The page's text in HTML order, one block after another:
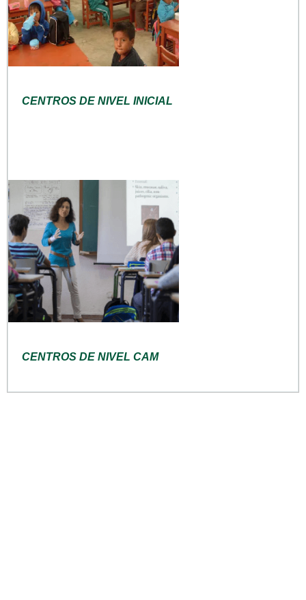
CENTROS DE NIVEL INICIAL
CENTROS DE NIVEL CAM